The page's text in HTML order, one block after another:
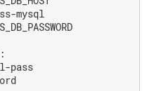
mysql
pass